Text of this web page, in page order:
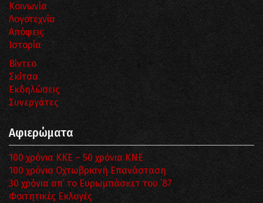
Κοινωνία
Λογοτεχνία
Απόψεις
Ιστορία
Βίντεο
Σκίτσα
Εκδηλώσεις
Συνεργάτες
Αφιερώματα
100 χρόνια ΚΚΕ – 50 χρόνια ΚΝΕ
100 χρόνια Οχτωβριανή Επανάσταση
30 χρόνια απ’ το Ευρωμπάσκετ του ΄87
Φοιτητικές Εκλογές